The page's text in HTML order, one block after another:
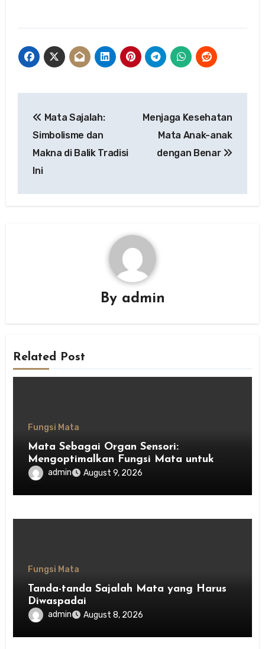
navigation
Mata Sajalah:
Simbolisme dan
Makna di Balik Tradisi
Ini
Menjaga Kesehatan
Mata Anak-anak
dengan Benar
By admin
Related Post
Fungsi Mata
Mata Sebagai Organ Sensori:
Mengoptimalkan Fungsi Mata untuk
Kesehatan Optimal
admin August 9, 2026
Fungsi Mata
Tanda-tanda Sajalah Mata yang Harus
Diwaspadai
admin August 8, 2026